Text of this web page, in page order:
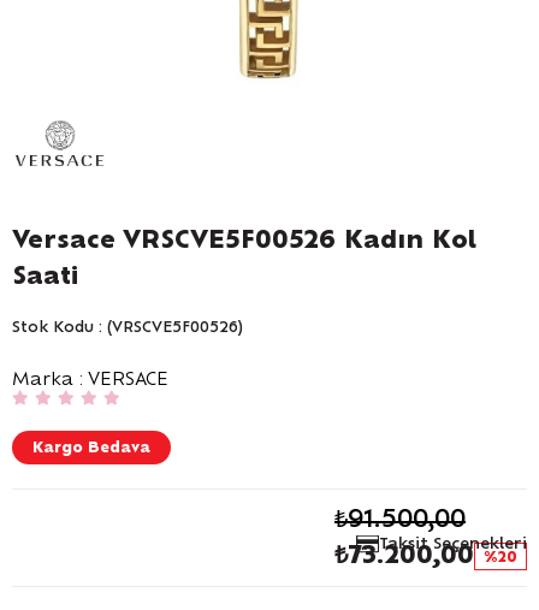
Versace VRSCVE5F00526 Kadın Kol
Saati
Stok Kodu (VRSCVE5F00526)
Marka : VERSACE
Kargo Bedava
Taksit Seçenekleri
20
₺91.500,00
₺73.200,00